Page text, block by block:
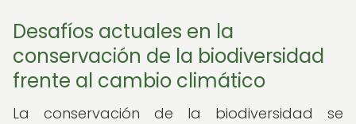
Desafíos actuales en la
conservación de la biodiversidad
frente al cambio climático
La conservación de la biodiversidad se